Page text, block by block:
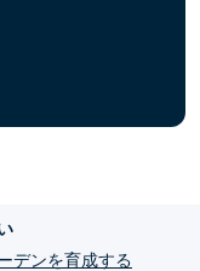
デンを育成する